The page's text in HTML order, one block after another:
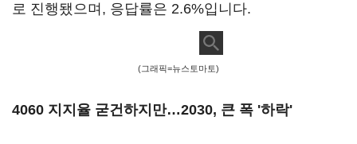
로 진행됐으며, 응답률은 2.6%입니다.
(그래픽=뉴스토마토)
4060 지지율 굳건하지만…2030, 큰 폭 '하락'